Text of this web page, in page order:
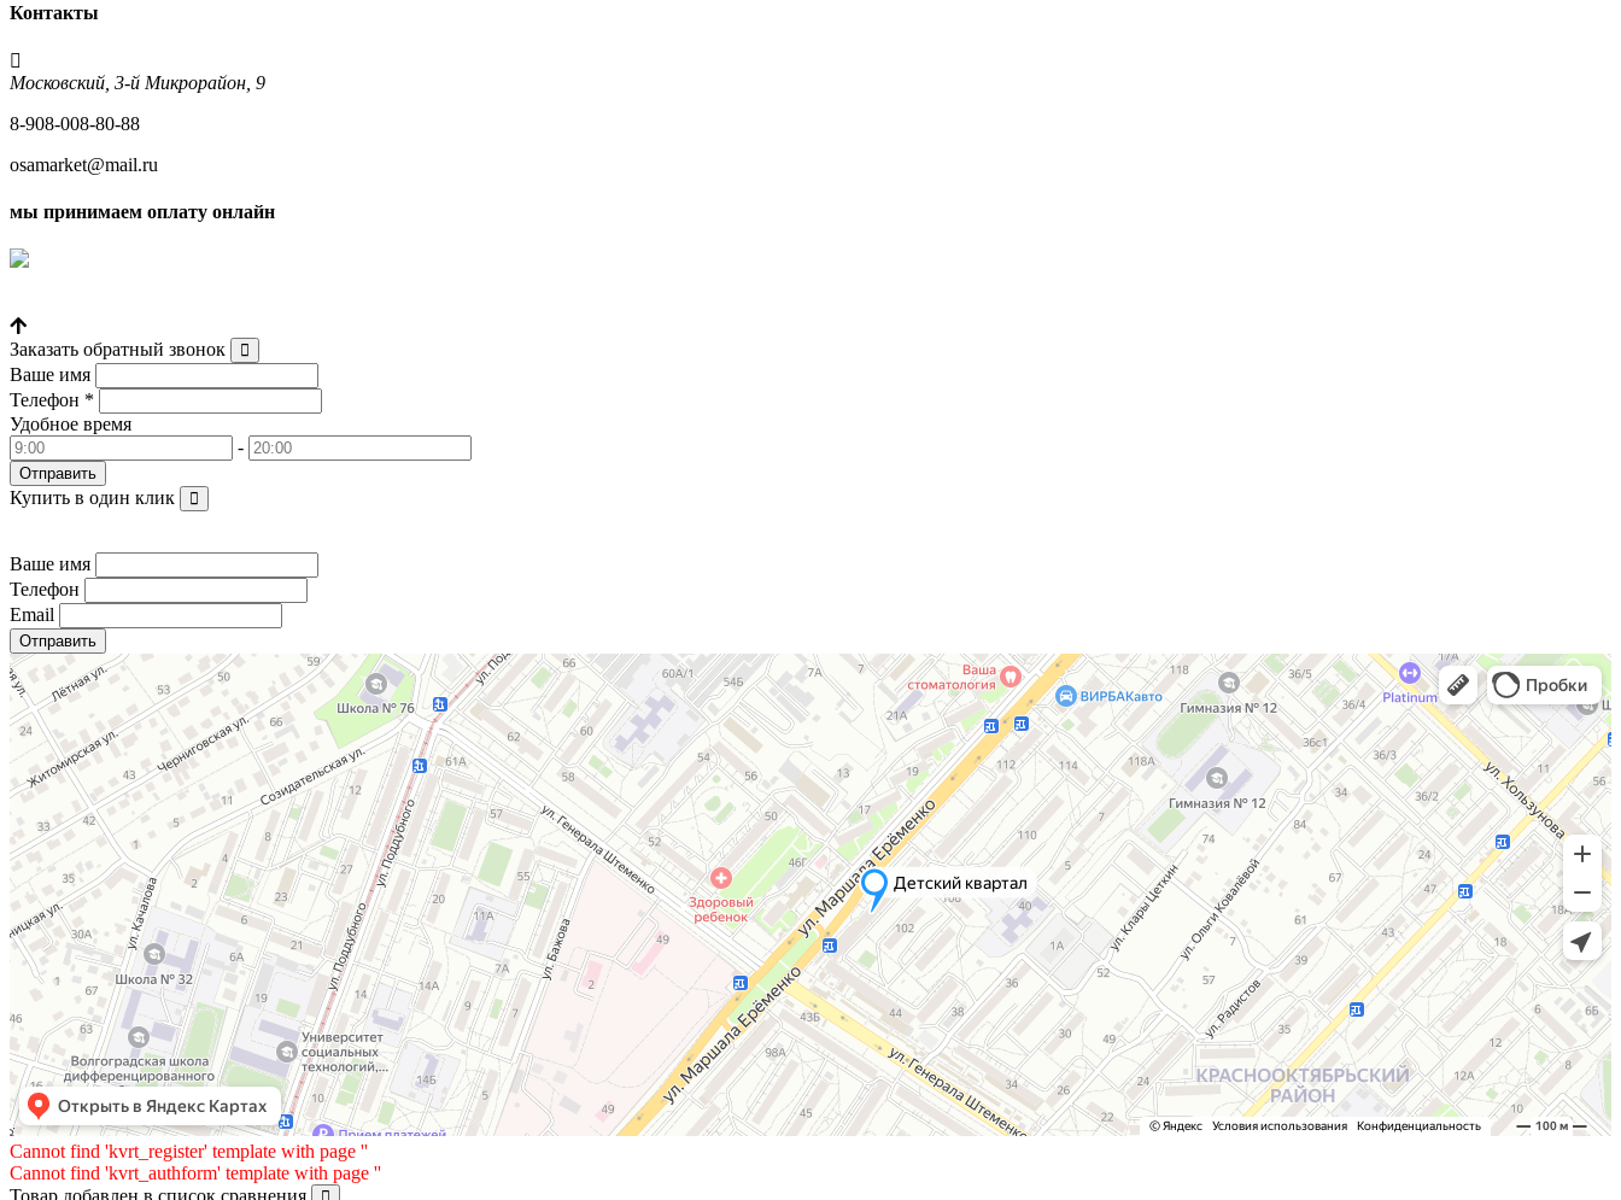
Контакты
Московский, 3-й Микрорайон, 9
8-908-008-80-88
osamarket@mail.ru
мы принимаем оплату онлайн
Заказать обратный звонок
Ваше имя
Телефон *
Удобное время
-
Купить в один клик
Ваше имя
Телефон
Email
Cannot find 'kvrt_register' template with page ''
Cannot find 'kvrt_authform' template with page ''